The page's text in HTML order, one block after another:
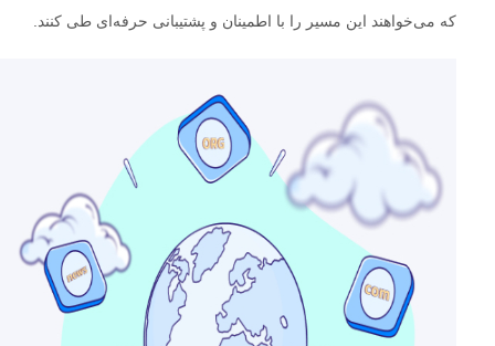
که می‌خواهند این مسیر را با اطمینان و پشتیبانی حرفه‌ای طی کنند.